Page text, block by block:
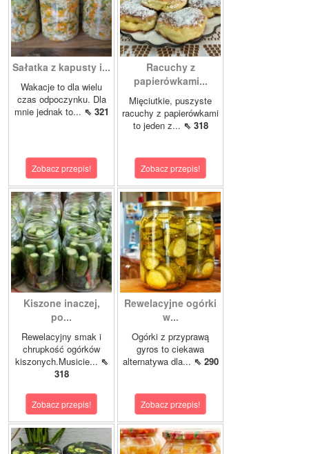
Sałatka z kapusty i...
Wakacje to dla wielu
czas odpoczynku. Dla
mnie jednak to... ⇖ 321
Zobacz przepis!
Racuchy z
papierówkami...
Mięciutkie, puszyste
racuchy z papierówkami
to jeden z... ⇖ 318
Zobacz przepis!
Kiszone inaczej,
po...
Rewelacyjny smak i
chrupkość ogórków
kiszonych.Musicie... ⇖
318
Zobacz przepis!
Rewelacyjne ogórki
w...
Ogórki z przyprawą
gyros to ciekawa
alternatywa dla... ⇖ 290
Zobacz przepis!